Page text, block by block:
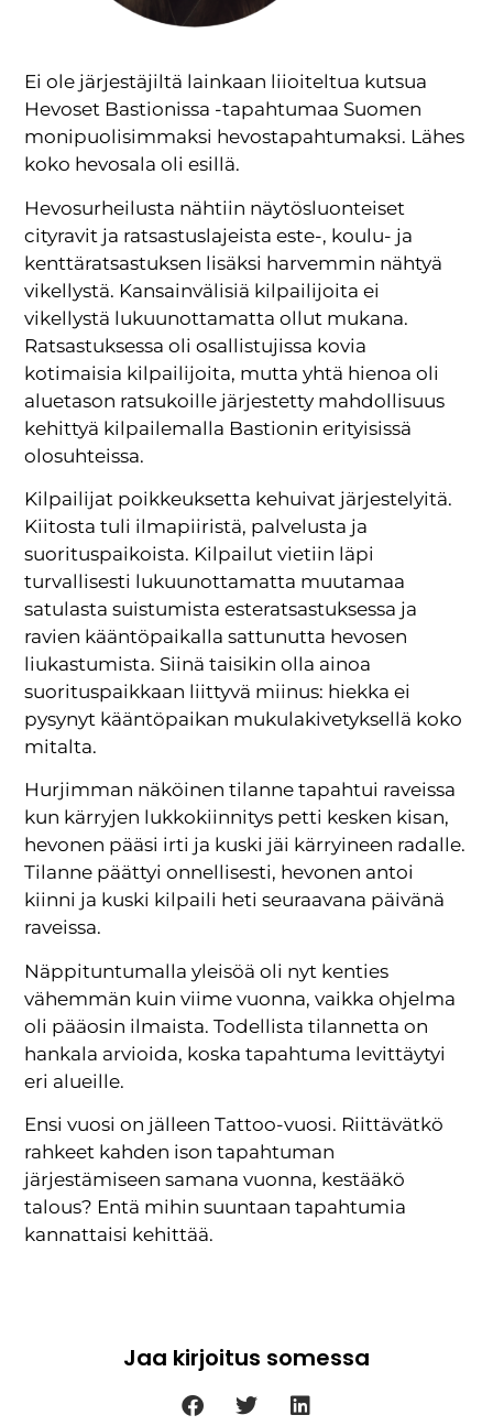
Ei ole järjestäjiltä lainkaan liioiteltua kutsua
Hevoset Bastionissa -tapahtumaa Suomen
monipuolisimmaksi hevostapahtumaksi. Lähes
koko hevosala oli esillä.
Hevosurheilusta nähtiin näytösluonteiset
cityravit ja ratsastuslajeista este-, koulu- ja
kenttäratsastuksen lisäksi harvemmin nähtyä
vikellystä. Kansainvälisiä kilpailijoita ei
vikellystä lukuunottamatta ollut mukana.
Ratsastuksessa oli osallistujissa kovia
kotimaisia kilpailijoita, mutta yhtä hienoa oli
aluetason ratsukoille järjestetty mahdollisuus
kehittyä kilpailemalla Bastionin erityisissä
olosuhteissa.
Kilpailijat poikkeuksetta kehuivat järjestelyitä.
Kiitosta tuli ilmapiiristä, palvelusta ja
suorituspaikoista. Kilpailut vietiin läpi
turvallisesti lukuunottamatta muutamaa
satulasta suistumista esteratsastuksessa ja
ravien kääntöpaikalla sattunutta hevosen
liukastumista. Siinä taisikin olla ainoa
suorituspaikkaan liittyvä miinus: hiekka ei
pysynyt kääntöpaikan mukulakivetyksellä koko
mitalta.
Hurjimman näköinen tilanne tapahtui raveissa
kun kärryjen lukkokiinnitys petti kesken kisan,
hevonen pääsi irti ja kuski jäi kärryineen radalle.
Tilanne päättyi onnellisesti, hevonen antoi
kiinni ja kuski kilpaili heti seuraavana päivänä
raveissa.
Näppituntumalla yleisöä oli nyt kenties
vähemmän kuin viime vuonna, vaikka ohjelma
oli pääosin ilmaista. Todellista tilannetta on
hankala arvioida, koska tapahtuma levittäytyi
eri alueille.
Ensi vuosi on jälleen Tattoo-vuosi. Riittävätkö
rahkeet kahden ison tapahtuman
järjestämiseen samana vuonna, kestääkö
talous? Entä mihin suuntaan tapahtumia
kannattaisi kehittää.
Jaa kirjoitus somessa